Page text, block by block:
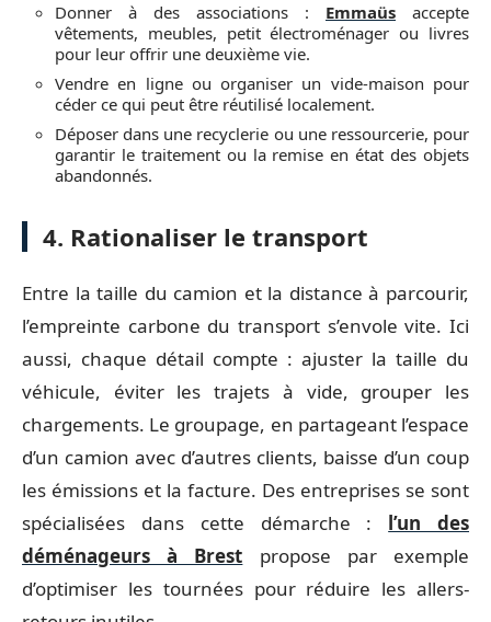
Donner à des associations : Emmaüs accepte
vêtements, meubles, petit électroménager ou livres
pour leur offrir une deuxième vie.
Vendre en ligne ou organiser un vide-maison pour
céder ce qui peut être réutilisé localement.
Déposer dans une recyclerie ou une ressourcerie, pour
garantir le traitement ou la remise en état des objets
abandonnés.
4. Rationaliser le transport
Entre la taille du camion et la distance à parcourir,
l’empreinte carbone du transport s’envole vite. Ici
aussi, chaque détail compte : ajuster la taille du
véhicule, éviter les trajets à vide, grouper les
chargements. Le groupage, en partageant l’espace
d’un camion avec d’autres clients, baisse d’un coup
les émissions et la facture. Des entreprises se sont
spécialisées dans cette démarche : l’un des
déménageurs à Brest propose par exemple
d’optimiser les tournées pour réduire les allers-